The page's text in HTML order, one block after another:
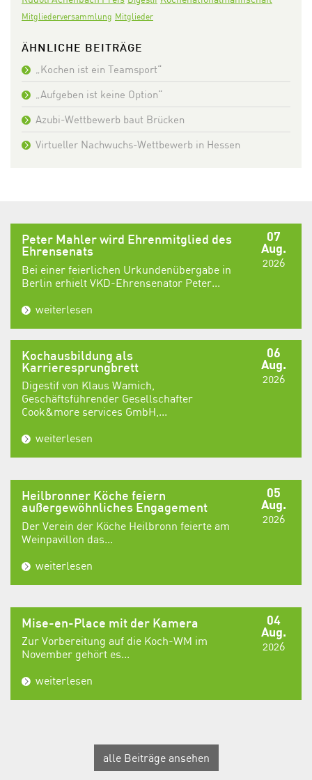
Mitgliederversammlung Mitglieder
ÄHNLICHE BEITRÄGE
„Kochen ist ein Teamsport“
„Aufgeben ist keine Option“
Azubi-Wettbewerb baut Brücken
Virtueller Nachwuchs-Wettbewerb in Hessen
07
Aug.
2026
Peter Mahler wird Ehrenmitglied des
Ehrensenats
Bei einer feierlichen Urkundenübergabe in
Berlin erhielt VKD-Ehrensenator Peter...
weiterlesen
06
Aug.
2026
Kochausbildung als
Karrieresprungbrett
Digestif von Klaus Wamich,
Geschäftsführender Gesellschafter
Cook&more services GmbH,...
weiterlesen
05
Aug.
2026
Heilbronner Köche feiern
außergewöhnliches Engagement
Der Verein der Köche Heilbronn feierte am
Weinpavillon das...
weiterlesen
04
Aug.
2026
Mise-en-Place mit der Kamera
Zur Vorbereitung auf die Koch-WM im
November gehört es...
weiterlesen
alle Beiträge ansehen